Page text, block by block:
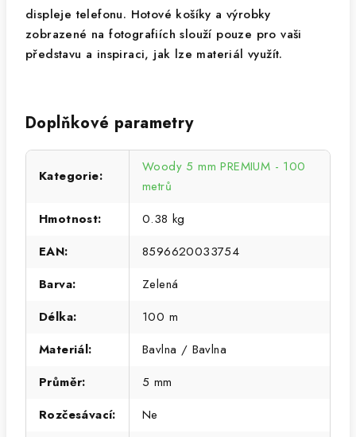
displeje telefonu. Hotové košíky a výrobky
zobrazené na fotografiích slouží pouze pro vaši
představu a inspiraci, jak lze materiál využít.
Doplňkové parametry
Kategorie:
Woody 5 mm PREMIUM - 100
metrů
Hmotnost:
0.38 kg
EAN:
8596620033754
Barva:
Zelená
Délka:
100 m
Materiál:
Bavlna / Bavlna
Průměr:
5 mm
Rozčesávací:
Ne